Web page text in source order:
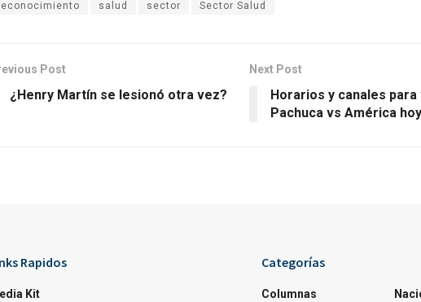
salud sector Sector Salud
Post
¿Henry Martín se lesionó otra vez?
Next Post
Horarios y canales
Pachuca vs América
Rapidos
Kit
Categorías
Columnas